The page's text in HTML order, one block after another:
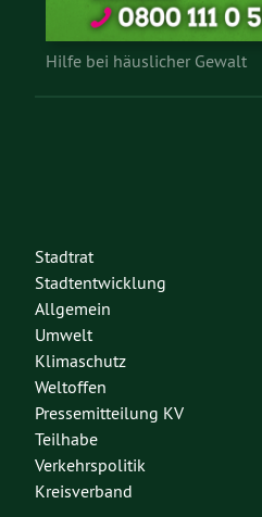
Hilfe bei häuslicher Gewalt
Stadtrat
Stadtentwicklung
Allgemein
Umwelt
Klimaschutz
Weltoffen
Pressemitteilung KV
Teilhabe
Verkehrspolitik
Kreisverband